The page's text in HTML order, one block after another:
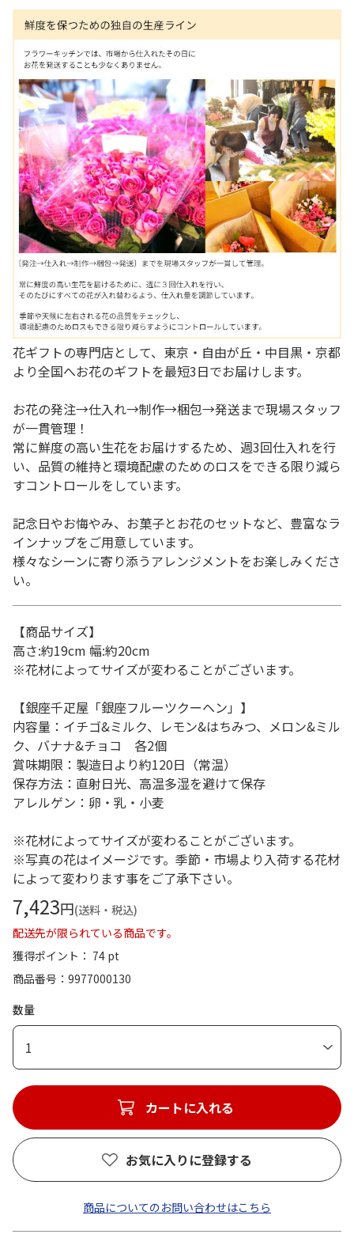
花ギフトの専門店として、東京・自由が丘・中目黒・京都
より全国へお花のギフトを最短3日でお届けします。
お花の発注→仕入れ→制作→梱包→発送まで現場スタッフ
が一貫管理！
常に鮮度の高い生花をお届けするため、週3回仕入れを行
い、品質の維持と環境配慮のためのロスをできる限り減ら
すコントロールをしています。
記念日やお悔やみ、お菓子とお花のセットなど、豊富なラ
インナップをご用意しています。
様々なシーンに寄り添うアレンジメントをお楽しみくださ
い。
【商品サイズ】
高さ:約19cm 幅:約20cm
※花材によってサイズが変わることがございます。
【銀座千疋屋「銀座フルーツクーヘン」】
内容量：イチゴ&ミルク、レモン&はちみつ、メロン&ミル
ク、バナナ&チョコ 各2個
賞味期限：製造日より約120日（常温）
保存方法：直射日光、高温多湿を避けて保存
アレルゲン：卵・乳・小麦
※花材によってサイズが変わることがございます。
※写真の花はイメージです。季節・市場より入荷する花材
によって変わります事をご了承下さい。
7,423円(送料・税込)
配送先が限られている商品です。
獲得ポイント： 74 pt
商品番号
9977000130
数量
1
カートに入れる
お気に入りに登録する
商品についてのお問い合わせはこちら